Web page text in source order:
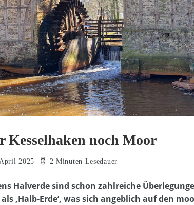
Kesselhaken noch Moor
2025 2 Minuten Lesedauer
Halverde sind schon zahlreiche
‚Halb-Erde‘, was sich angeblich auf den